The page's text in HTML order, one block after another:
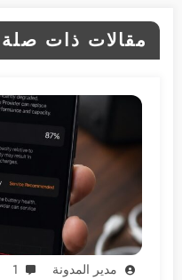
مقالات ذات صلة
مدير المدونة 1